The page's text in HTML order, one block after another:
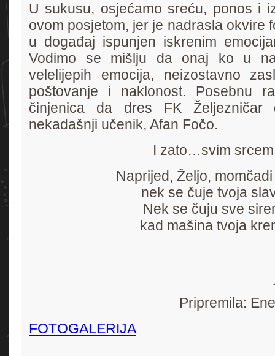
U sukusu, osjećamo sreću, ponos i
ovom posjetom, jer je nadrasla okvire
u događaj ispunjen iskrenim
Vodimo se mišlju da onaj ko u
velelijepih emocija, neizostavno
poštovanje i naklonost. Posebnu
činjenica da dres FK
nekadašnji učenik, Afan Fočo.
I zato…svim
Naprijed, Željo,
nek se čuje tvoja
Nek se čuju sve
kad mašina tvoja
Pripremila:
FOTOGALERIJA